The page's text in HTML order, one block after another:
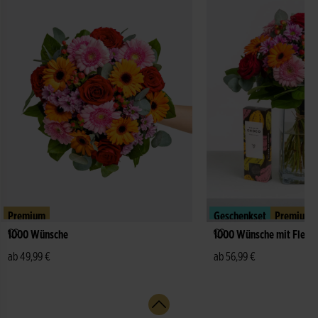
Premium
1000 Wünsche
ab 49,99 €
Geschenkset
Premium
1000 Wünsche mit Fleur
ab 56,99 €